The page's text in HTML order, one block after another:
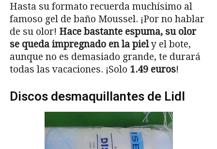
Hasta su formato recuerda muchísimo al
famoso gel de baño Moussel. ¡Por no hablar
de su olor! Hace bastante espuma, su olor
se queda impregnado en la piely el bote,
aunque no es demasiado grande, te durará
todas las vacaciones. ¡Solo 1.49 euros!
Discos desmaquillantes de Lidl